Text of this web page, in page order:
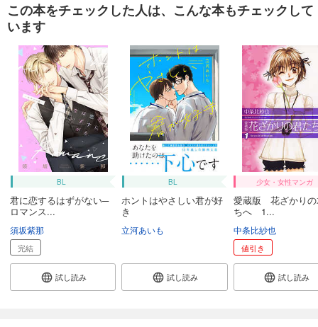
この本をチェックした人は、こんな本もチェックして
います
BL
君に恋するはずがない─
ロマンス...
須坂紫那
完結
試し読み
BL
ホントはやさしい君が好
き
立河あいも
試し読み
少女・女性マンガ
愛蔵版 花ざかりの
ちへ 1...
中条比紗也
値引き
試し読み